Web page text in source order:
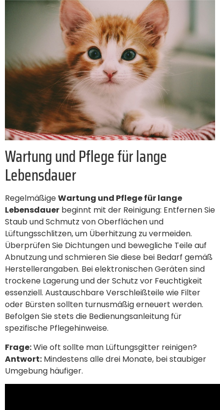
Wartung und Pflege für lange
Lebensdauer
RegelmäßigeWartung und Pflege für lange
Lebensdauer beginnt mit der Reinigung: Entfernen Sie
Staub und Schmutz von Oberflächen und
Lüftungsschlitzen, um Überhitzung zu vermeiden.
Überprüfen Sie Dichtungen und bewegliche Teile auf
Abnutzung und schmieren Sie diese bei Bedarf gemäß
Herstellerangaben. Bei elektronischen Geräten sind
trockene Lagerung und der Schutz vor Feuchtigkeit
essenziell. Austauschbare Verschleißteile wie Filter
oder Bürsten sollten turnusmäßig erneuert werden.
Befolgen Sie stets die Bedienungsanleitung für
spezifische Pflegehinweise.
Frage:Wie oft sollte man Lüftungsgitter reinigen?
Antwort: Mindestens alle drei Monate, bei staubiger
Umgebung häufiger.